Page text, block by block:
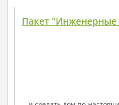
3. Инженерный раздел
за дополнительную плату):
Условные
Поэтажная система
Аксонометрическая
Узлы и спецификация
Пакет "Инженерные